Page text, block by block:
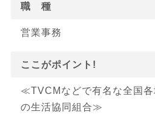
職 種
営業事務
ここがポイント!
≪TVCMなどで有名な全国各
の生活協同組合≫